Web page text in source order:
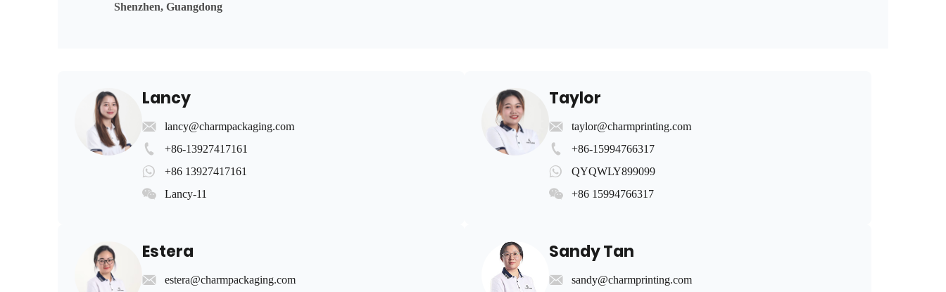
Shenzhen, Guangdong
Lancy
lancy@charmpackaging.com
+86-13927417161
+86 13927417161
Lancy-11
Taylor
taylor@charmprinting.com
+86-15994766317
QYQWLY899099
+86 15994766317
Estera
estera@charmpackaging.com
Sandy Tan
sandy@charmprinting.com